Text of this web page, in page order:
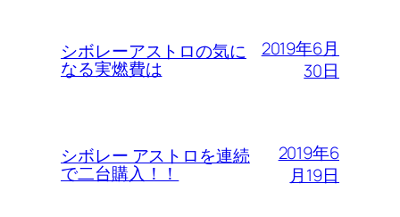
シボレーアストロの気に
なる実燃費は
2019年6月
30日
シボレー アストロを連続
で二台購入！！
2019年6
月19日